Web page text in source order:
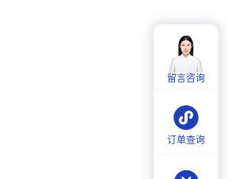
留言咨询
订单查询